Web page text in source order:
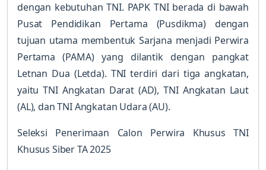
dengan kebutuhan TNI. PAPK TNI berada di bawah
Pusat Pendidikan Pertama (Pusdikma) dengan
tujuan utama membentuk Sarjana menjadi Perwira
Pertama (PAMA) yang dilantik dengan pangkat
Letnan Dua (Letda). TNI terdiri dari tiga angkatan,
yaitu TNI Angkatan Darat (AD), TNI Angkatan Laut
(AL), dan TNI Angkatan Udara (AU).
Seleksi Penerimaan Calon Perwira Khusus TNI
Khusus Siber TA 2025